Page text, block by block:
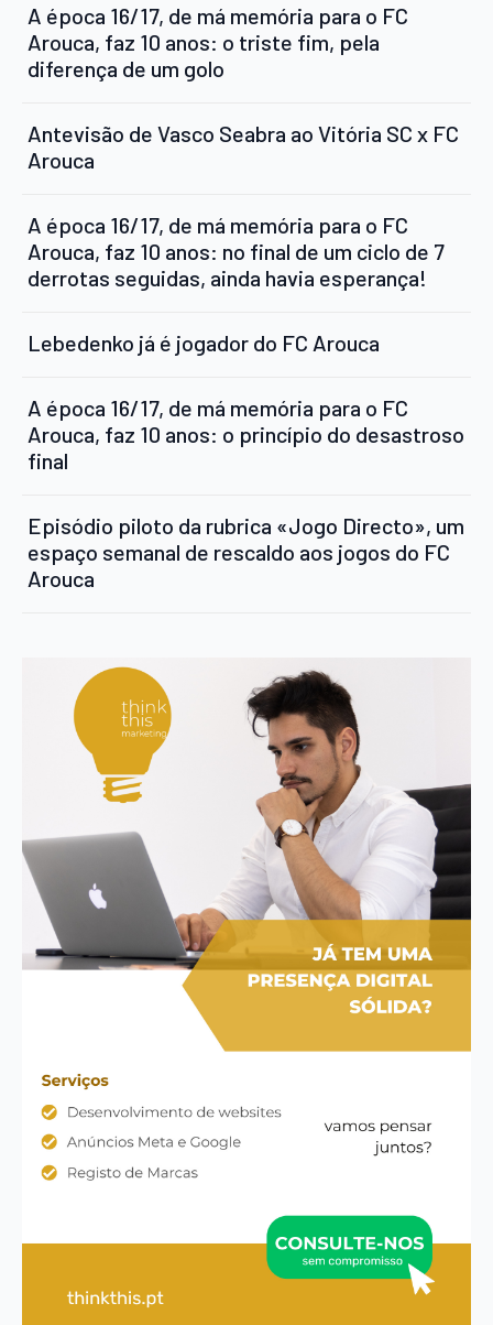
A época 16/17, de má memória para o FC
Arouca, faz 10 anos: o triste fim, pela
diferença de um golo
Antevisão de Vasco Seabra ao Vitória SC x FC
Arouca
A época 16/17, de má memória para o FC
Arouca, faz 10 anos: no final de um ciclo de 7
derrotas seguidas, ainda havia esperança!
Lebedenko já é jogador do FC Arouca
A época 16/17, de má memória para o FC
Arouca, faz 10 anos: o princípio do desastroso
final
Episódio piloto da rubrica «Jogo Directo», um
espaço semanal de rescaldo aos jogos do FC
Arouca